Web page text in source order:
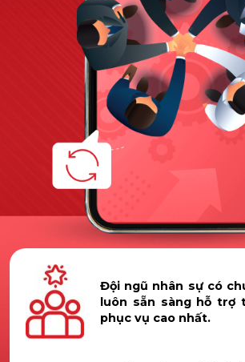
Đội ngũ nhân sự có
luôn sẵn sàng hỗ trợ
phục vụ cao nhất.